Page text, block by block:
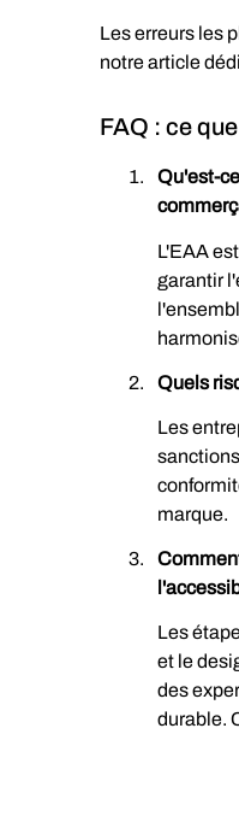
Les erreurs les
notre article
FAQ : ce
Qu'est-
L'EAA
garantir
Quels
Les
marque.
Les
et le
des
durable.